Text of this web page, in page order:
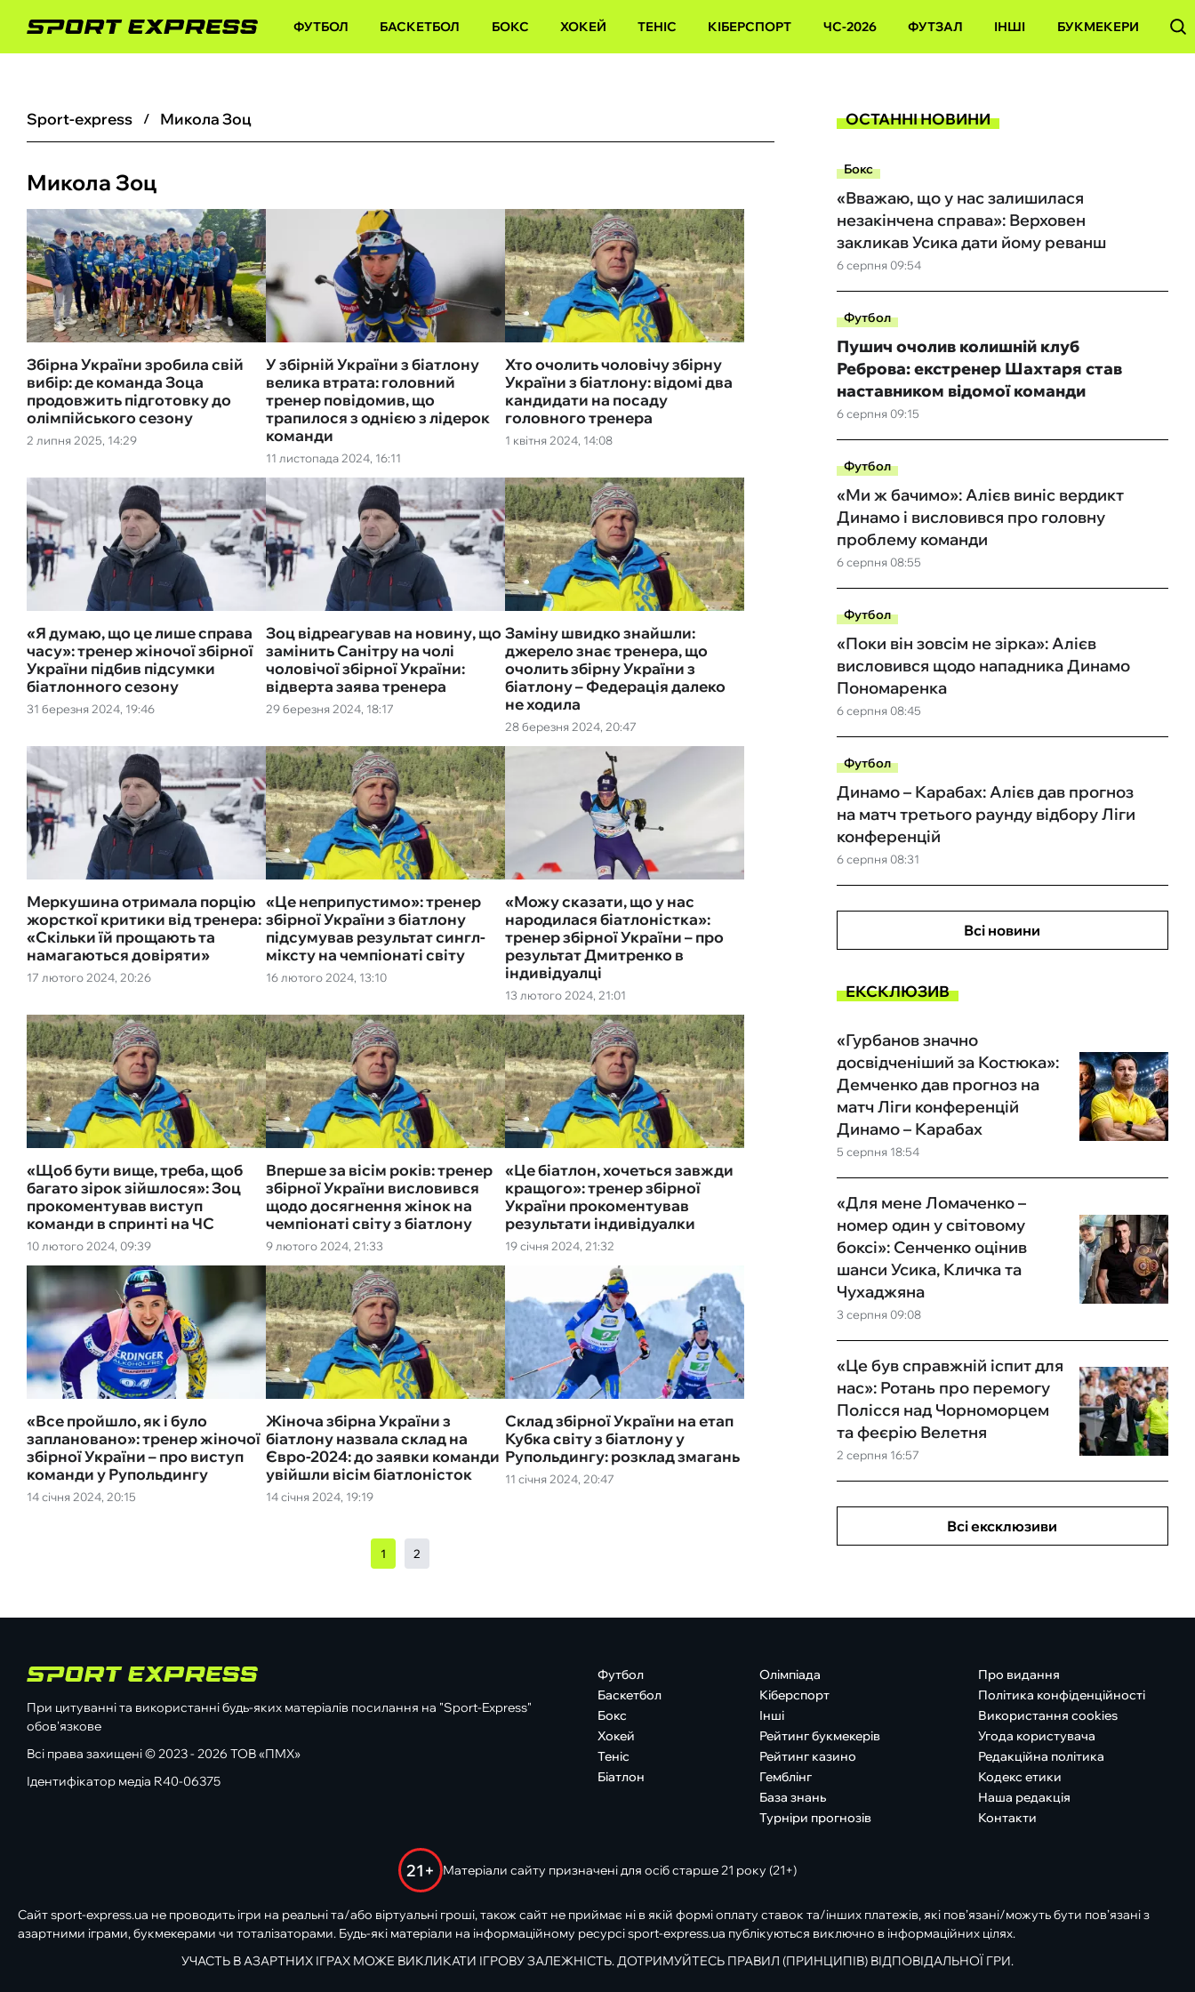
ФУТБОЛ БАСКЕТБОЛ БОКС ХОКЕЙ ТЕНІС КІБЕРСПОРТ ЧС-2026 ФУТЗАЛ ІНШІ БУКМЕКЕРИ
sport-express Микола Зоц
Микола Зоц
2 липня 2025, 14:29
Збірна України зробила свій
вибір: де команда Зоца
продовжить підготовку до
олімпійського сезону
11 листопада 2024, 16:11
У збірній України з біатлону
велика втрата: головний
тренер повідомив, що
трапилося з однією з лідерок
команди
1 квітня 2024, 14:08
Хто очолить чоловічу збірну
України з біатлону: відомі два
кандидати на посаду
головного тренера
31 березня 2024, 19:46
«Я думаю, що це лише справа
часу»: тренер жіночої збірної
України підбив підсумки
біатлонного сезону
29 березня 2024, 18:17
Зоц відреагував на новину, що
замінить Санітру на чолі
чоловічої збірної України:
відверта заява тренера
28 березня 2024, 20:47
Заміну швидко знайшли:
джерело знає тренера, що
очолить збірну України з
біатлону – Федерація далеко
не ходила
17 лютого 2024, 20:26
Меркушина отримала порцію
жорсткої критики від тренера:
«Скільки їй прощають та
намагаються довіряти»
16 лютого 2024, 13:10
«Це неприпустимо»: тренер
збірної України з біатлону
підсумував результат сингл-
міксту на чемпіонаті світу
13 лютого 2024, 21:01
«Можу сказати, що у нас
народилася біатлоністка»:
тренер збірної України – про
результат Дмитренко в
індивідуалці
10 лютого 2024, 09:39
«Щоб бути вище, треба, щоб
багато зірок зійшлося»: Зоц
прокоментував виступ
команди в спринті на ЧС
9 лютого 2024, 21:33
Вперше за вісім років: тренер
збірної України висловився
щодо досягнення жінок на
чемпіонаті світу з біатлону
19 січня 2024, 21:32
«Це біатлон, хочеться завжди
кращого»: тренер збірної
України прокоментував
результати індивідуалки
14 січня 2024, 20:15
«Все пройшло, як і було
заплановано»: тренер жіночої
збірної України – про виступ
команди у Рупольдингу
14 січня 2024, 19:19
Жіноча збірна України з
біатлону назвала склад на
Євро-2024: до заявки команди
увійшли вісім біатлоністок
11 січня 2024, 20:47
Склад збірної України на етап
Кубка світу з біатлону у
Рупольдингу: розклад змагань
1 2
ОСТАННІ НОВИНИ
Бокс
6 серпня 09:54
«Вважаю, що у нас залишилася
незакінчена справа»: Верховен
закликав Усика дати йому реванш
Футбол
6 серпня 09:15
Пушич очолив колишній клуб
Реброва: екстренер Шахтаря став
наставником відомої команди
Футбол
6 серпня 08:55
«Ми ж бачимо»: Алієв виніс вердикт
Динамо і висловився про головну
проблему команди
Футбол
6 серпня 08:45
«Поки він зовсім не зірка»: Алієв
висловився щодо нападника Динамо
Пономаренка
Футбол
6 серпня 08:31
Динамо – Карабах: Алієв дав прогноз
на матч третього раунду відбору Ліги
конференцій
Всі новини
ЕКСКЛЮЗИВ
5 серпня 18:54
«Гурбанов значно
досвідченіший за Костюка»:
Демченко дав прогноз на
матч Ліги конференцій
Динамо – Карабах
3 серпня 09:08
«Для мене Ломаченко –
номер один у світовому
боксі»: Сенченко оцінив
шанси Усика, Кличка та
Чухаджяна
2 серпня 16:57
«Це був справжній іспит для
нас»: Ротань про перемогу
Полісся над Чорноморцем
та феєрію Велетня
Всі ексклюзиви
При цитуванні та використанні будь-яких матеріалів посилання на "Sport-Express"
обов'язкове
Всі права захищені © 2023 - 2026 ТОВ «ПМХ»
Ідентифікатор медіа R40-06375
Футбол
Баскетбол
Бокс
Хокей
Теніс
Біатлон
Олімпіада
Кіберспорт
Інші
Рейтинг букмекерів
Рейтинг казино
Гемблінг
База знань
Турніри прогнозів
Про видання
Політика конфіденційності
Використання cookies
Угода користувача
Редакційна політика
Кодекс етики
Наша редакція
Контакти
21+ Матеріали сайту призначені для осіб старше 21 року (21+)
Сайт sport-express.ua не проводить ігри на реальні та/або віртуальні гроші, також сайт не приймає ні в якій формі оплату ставок та/інших платежів, які пов’язані/можуть бути пов’язані з
азартними іграми, букмекерами чи тоталізаторами. Будь-які матеріали на інформаційному ресурсі sport-express.ua публікуються виключно в інформаційних цілях.
УЧАСТЬ В АЗАРТНИХ ІГРАХ МОЖЕ ВИКЛИКАТИ ІГРОВУ ЗАЛЕЖНІСТЬ. ДОТРИМУЙТЕСЬ ПРАВИЛ (ПРИНЦИПІВ) ВІДПОВІДАЛЬНОЇ ГРИ.